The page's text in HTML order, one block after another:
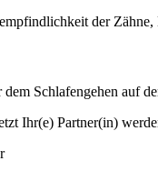
der
Schlafengehen auf
Ihr(e) Partner(in)